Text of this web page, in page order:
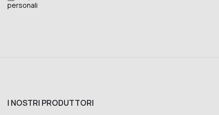
personali
I NOSTRI PRODUTTORI